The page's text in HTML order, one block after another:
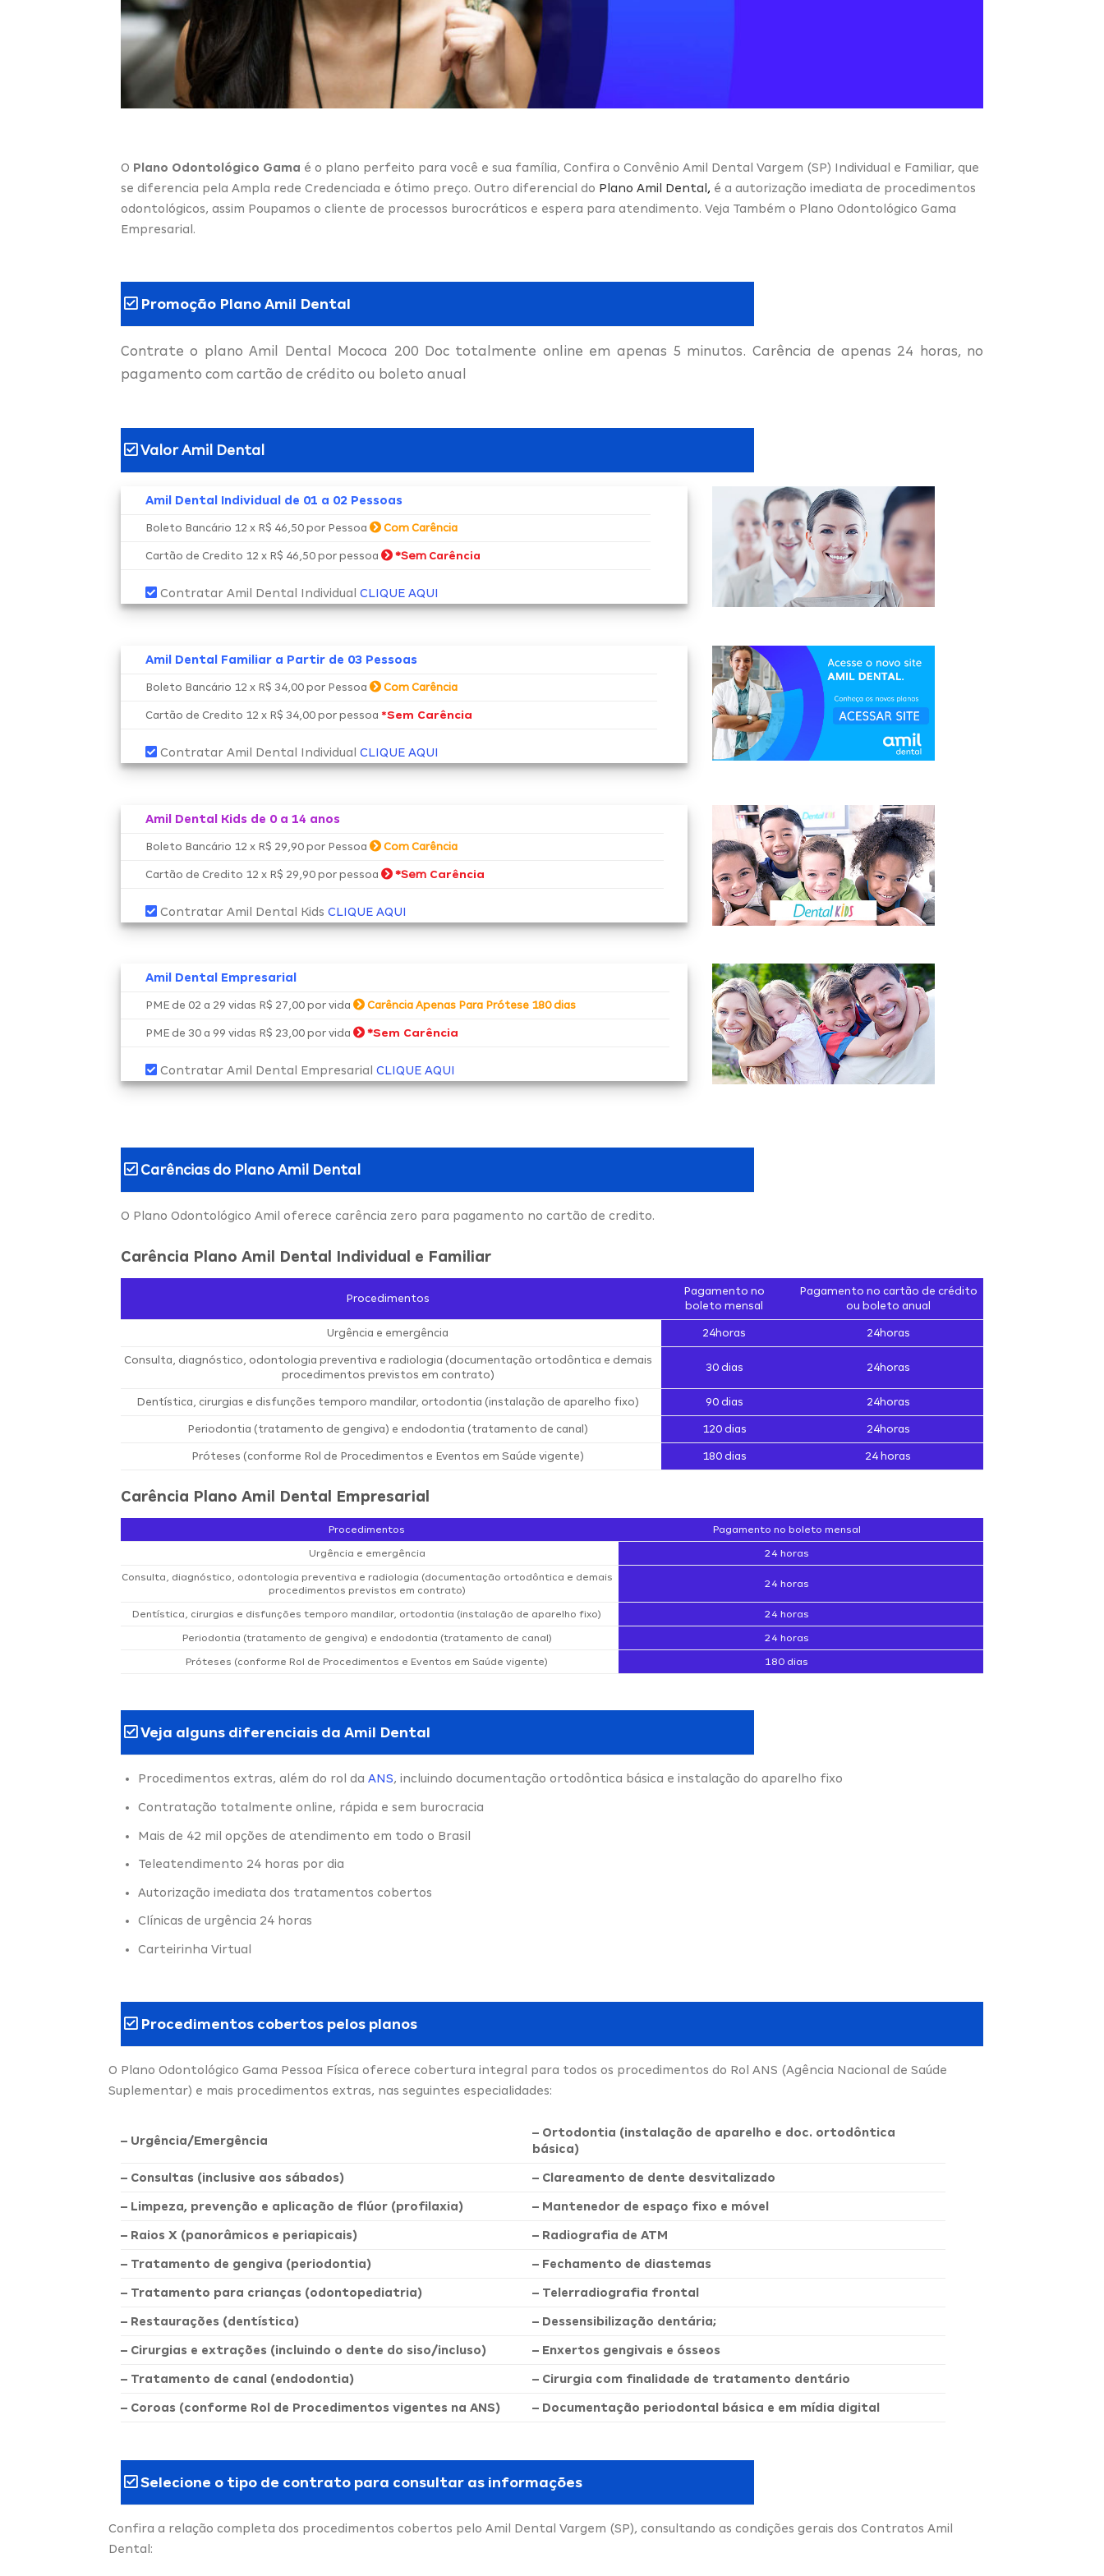
O Plano Odontológico Gama é o plano perfeito para você e sua família, Confira o Convênio Amil Dental Vargem (SP) Individual e Familiar, que
se diferencia pela Ampla rede Credenciada e ótimo preço. Outro diferencial do Plano Amil Dental , é a autorização imediata de procedimentos
odontológicos, assim Poupamos o cliente de processos burocráticos e espera para atendimento. Veja Também o Plano Odontológico Gama
Empresarial.
Promoção Plano Amil Dental
Contrate o plano Amil Dental Mococa 200 Doc totalmente online em apenas 5 minutos. Carência de apenas 24 horas, no
pagamento com cartão de crédito ou boleto anual
Valor Amil Dental
Amil Dental Individual de 01 a 02 Pessoas
Boleto Bancário 12 x R$ 46,50 por Pessoa Com Carência
Cartão de Credito 12 x R$ 46,50 por pessoa *Sem Carência
Contratar Amil Dental Individual CLIQUE AQUI
Amil Dental Familiar a Partir de 03 Pessoas
Boleto Bancário 12 x R$ 34,00 por Pessoa Com Carência
Cartão de Credito 12 x R$ 34,00 por pessoa *Sem Carência
Contratar Amil Dental Individual CLIQUE AQUI
Amil Dental Kids de 0 a 14 anos
Boleto Bancário 12 x R$ 29,90 por Pessoa Com Carência
Cartão de Credito 12 x R$ 29,90 por pessoa *Sem Carência
Contratar Amil Dental Kids CLIQUE AQUI
Amil Dental Empresarial
PME de 02 a 29 vidas R$ 27,00 por vida Carência Apenas Para Prótese 180 dias
PME de 30 a 99 vidas R$ 23,00 por vida *Sem Carência
Contratar Amil Dental Empresarial CLIQUE AQUI
Carências do Plano Amil Dental
O Plano Odontológico Amil oferece carência zero para pagamento no cartão de credito.
Carência Plano Amil Dental Individual e Familiar
Procedimentos
Pagamento no
boleto mensal
Pagamento no cartão de crédito
ou boleto anual
Urgência e emergência 24horas 24horas
Consulta, diagnóstico, odontologia preventiva e radiologia (documentação ortodôntica e demais
procedimentos previstos em contrato)
30 dias 24horas
Dentística, cirurgias e disfunções temporo mandilar, ortodontia (instalação de aparelho fixo) 90 dias 24horas
Periodontia (tratamento de gengiva) e endodontia (tratamento de canal) 120 dias 24horas
Próteses (conforme Rol de Procedimentos e Eventos em Saúde vigente) 180 dias 24 horas
Carência Plano Amil Dental Empresarial
Procedimentos Pagamento no boleto mensal
Urgência e emergência 24 horas
Consulta, diagnóstico, odontologia preventiva e radiologia (documentação ortodôntica e demais
procedimentos previstos em contrato)
24 horas
Dentística, cirurgias e disfunções temporo mandilar, ortodontia (instalação de aparelho fixo) 24 horas
Periodontia (tratamento de gengiva) e endodontia (tratamento de canal) 24 horas
Próteses (conforme Rol de Procedimentos e Eventos em Saúde vigente) 180 dias
Veja alguns diferenciais da Amil Dental
Procedimentos extras, além do rol da ANS, incluindo documentação ortodôntica básica e instalação do aparelho fixo
Contratação totalmente online, rápida e sem burocracia
Mais de 42 mil opções de atendimento em todo o Brasil
Teleatendimento 24 horas por dia
Autorização imediata dos tratamentos cobertos
Clínicas de urgência 24 horas
Carteirinha Virtual
Procedimentos cobertos pelos planos
O Plano Odontológico Gama Pessoa Física oferece cobertura integral para todos os procedimentos do Rol ANS (Agência Nacional de Saúde
Suplementar) e mais procedimentos extras, nas seguintes especialidades:
– Urgência/Emergência
– Ortodontia (instalação de aparelho e doc. ortodôntica
básica)
– Consultas (inclusive aos sábados) – Clareamento de dente desvitalizado
– Limpeza, prevenção e aplicação de flúor (profilaxia) – Mantenedor de espaço fixo e móvel
– Raios X (panorâmicos e periapicais) – Radiografia de ATM
– Tratamento de gengiva (periodontia) – Fechamento de diastemas
– Tratamento para crianças (odontopediatria) – Telerradiografia frontal
– Restaurações (dentística) – Dessensibilização dentária;
– Cirurgias e extrações (incluindo o dente do siso/incluso) – Enxertos gengivais e ósseos
– Tratamento de canal (endodontia) – Cirurgia com finalidade de tratamento dentário
– Coroas (conforme Rol de Procedimentos vigentes na ANS) – Documentação periodontal básica e em mídia digital
Selecione o tipo de contrato para consultar as informações
Confira a relação completa dos procedimentos cobertos pelo Amil Dental Vargem (SP), consultando as condições gerais dos Contratos Amil
Dental: